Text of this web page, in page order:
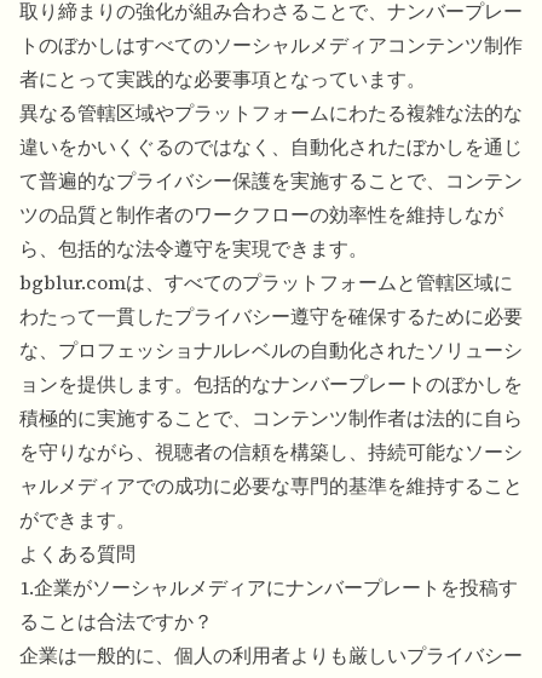
取り締まりの強化が組み合わさることで、ナンバープレー
トのぼかしはすべてのソーシャルメディアコンテンツ制作
者にとって実践的な必要事項となっています。
異なる管轄区域やプラットフォームにわたる複雑な法的な
違いをかいくぐるのではなく、自動化されたぼかしを通じ
て普遍的なプライバシー保護を実施することで、コンテン
ツの品質と制作者のワークフローの効率性を維持しなが
ら、包括的な法令遵守を実現できます。
bgblur.comは、すべてのプラットフォームと管轄区域に
わたって一貫したプライバシー遵守を確保するために必要
な、プロフェッショナルレベルの自動化されたソリューシ
ョンを提供します。包括的なナンバープレートのぼかしを
積極的に実施することで、コンテンツ制作者は法的に自ら
を守りながら、視聴者の信頼を構築し、持続可能なソーシ
ャルメディアでの成功に必要な専門的基準を維持すること
ができます。
よくある質問
1.企業がソーシャルメディアにナンバープレートを投稿す
ることは合法ですか？
企業は一般的に、個人の利用者よりも厳しいプライバシー